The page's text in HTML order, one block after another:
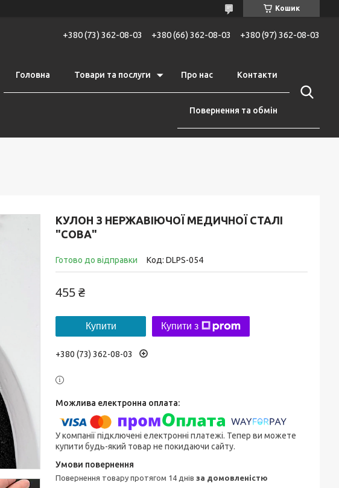
Кошик
+380 (73) 362-08-03 +380 (66) 362-08-03 +380 (97) 362-08-03
Головна Товари та послуги Про нас Контакти
Повернення та обмін
КУЛОН З НЕРЖАВІЮЧОЇ МЕДИЧНОЇ СТАЛІ
"СОВА"
Готово до відправки Код: DLPS-054
455 ₴
Купити Купити з
+380 (73) 362-08-03
У компанії підключені електронні платежі. Тепер ви можете
купити будь-який товар не покидаючи сайту.
повернення товару протягом 14 днів за домовленістю